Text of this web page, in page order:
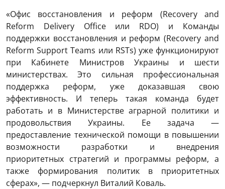
«Офис восстановления и реформ (Recovery and
Reform Delivery Office или RDO) и Команды
поддержки восстановления и реформ (Recovery and
Reform Support Teams или RSTs) уже функционируют
при Кабинете Министров Украины и шести
министерствах. Это сильная профессиональная
поддержка реформ, уже доказавшая свою
эффективность. И теперь такая команда будет
работать и в Министерстве аграрной политики и
продовольствия Украины. Ее задача —
предоставление технической помощи в повышении
возможности разработки и внедрения
приоритетных стратегий и программы реформ, а
также формирования политик в приоритетных
сферах», — подчеркнул Виталий Коваль.